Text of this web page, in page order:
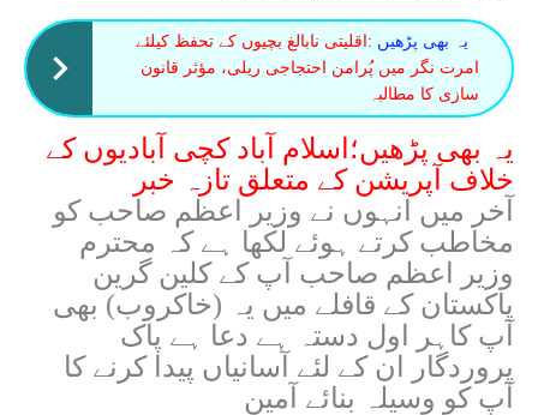
یہ بھی پڑھیں :اقلیتی نابالغ بچیوں کے تحفظ کیلئے
امرت نگر میں پُرامن احتجاجی ریلی، مؤثر قانون
سازی کا مطالبہ
یہ بھی پڑھیں؛اسلام آباد کچی آبادیوں کے
خلاف آپریشن کے متعلق تازہ خبر
آخر میں انہوں نے وزیر اعظم صاحب کو
مخاطب کرتے ہوئے لکھا ہے کہ محترم
وزیر اعظم صاحب آپ کے کلین گرین
پاکستان کے قافلے میں یہ (خاکروب) بھی
آپ کاہر اول دستہ ہے دعا ہے پاک
پروردگار ان کے لئے آسانیاں پیدا کرنے کا
آپ کو وسیلہ بنائے آمین